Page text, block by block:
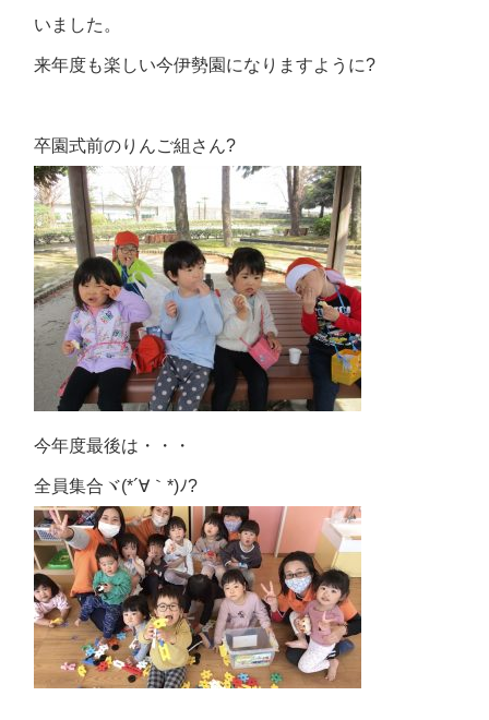
いました。
来年度も楽しい今伊勢園になりますように?
卒園式前のりんご組さん?
今年度最後は・・・
全員集合ヾ(*´∀｀*)ﾉ?